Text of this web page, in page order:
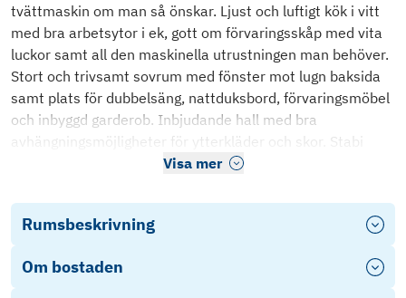
tvättmaskin om man så önskar. Ljust och luftigt kök i vitt
med bra arbetsytor i ek, gott om förvaringsskåp med vita
luckor samt all den maskinella utrustningen man behöver.
Stort och trivsamt sovrum med fönster mot lugn baksida
samt plats för dubbelsäng, nattduksbord, förvaringsmöbel
och inbyggd garderob. Inbjudande hall med bra
avhängningsmöjligheter för ytterkläder och skor. Stabi
Visa mer
Rumsbeskrivning
Om bostaden